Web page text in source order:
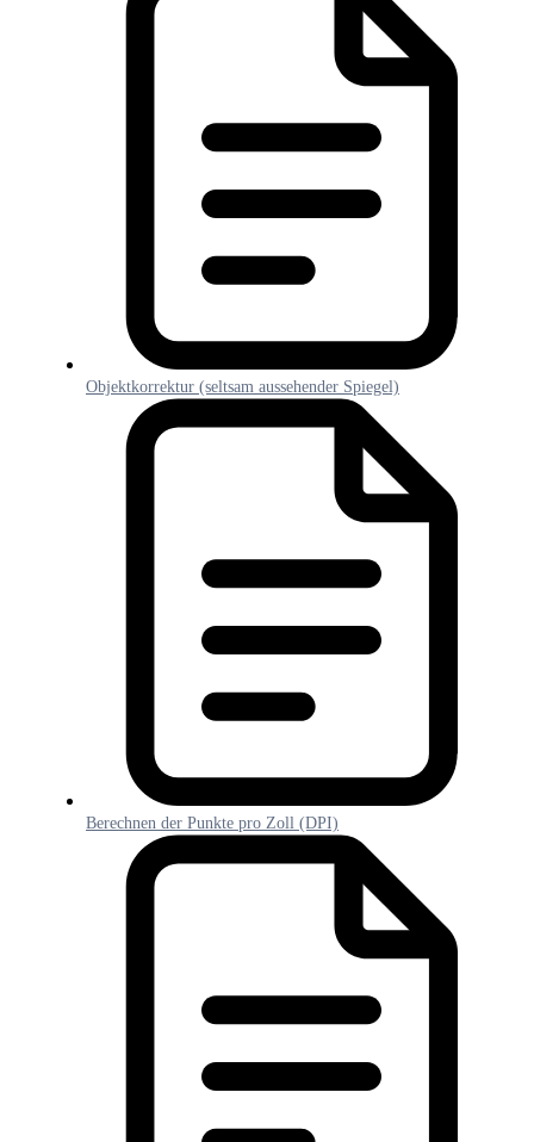
Objektkorrektur (seltsam aussehender Spiegel)
Berechnen der Punkte pro Zoll (DPI)